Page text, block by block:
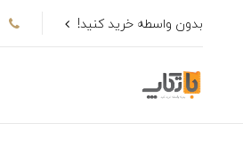
بدون واسطه خرید کنید!